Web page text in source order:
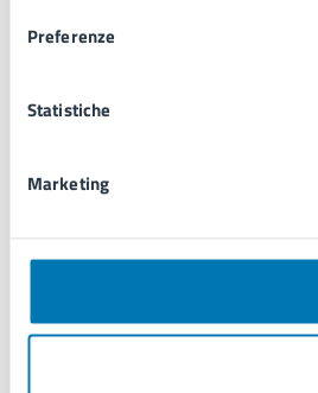
Preferenze
Statistiche
Marketing